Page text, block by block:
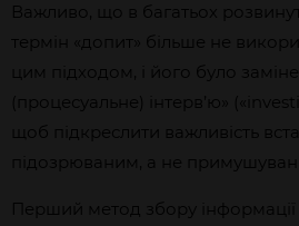
Важливо, що в багатьох
термін «допит» більше не
цим підходом, і його було
(процесуальне) інтерв’ю»
щоб підкреслити важливість
підозрюваним, а не
Перший метод збору інформації